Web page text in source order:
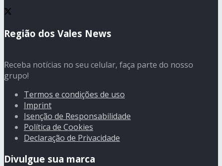
Região dos Vales News
Receba notícias no seu celular, faça parte do nosso
grupo!
Termos e condições de uso
Imprint
Isenção de Responsabilidade
Política de Cookies
Declaração de Privacidade
Divulgue sua marca